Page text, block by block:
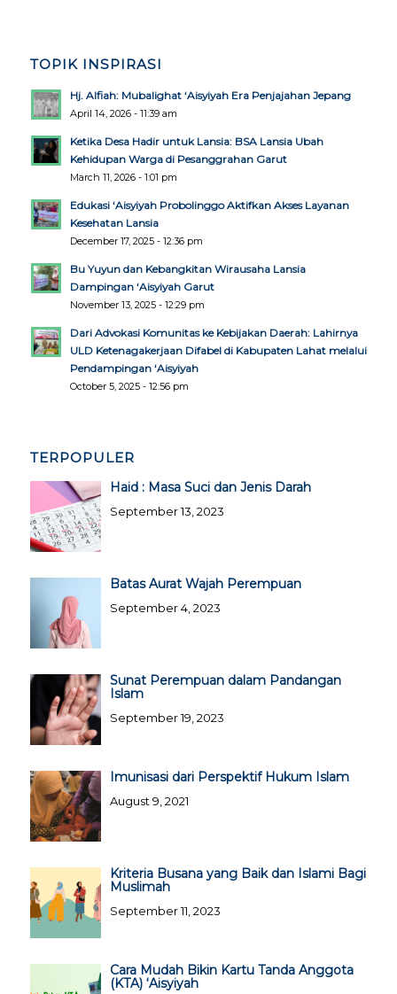
TOPIK INSPIRASI
Hj. Alfiah: Mubalighat ‘Aisyiyah Era Penjajahan Jepang
April 14, 2026 - 11:39 am
Ketika Desa Hadir untuk Lansia: BSA Lansia Ubah
Kehidupan Warga di Pesanggrahan Garut
March 11, 2026 - 1:01 pm
Edukasi ‘Aisyiyah Probolinggo Aktifkan Akses Layanan
Kesehatan Lansia
December 17, 2025 - 12:36 pm
Bu Yuyun dan Kebangkitan Wirausaha Lansia
Dampingan ‘Aisyiyah Garut
November 13, 2025 - 12:29 pm
Dari Advokasi Komunitas ke Kebijakan Daerah: Lahirnya
ULD Ketenagakerjaan Difabel di Kabupaten Lahat melalui
Pendampingan ‘Aisyiyah
October 5, 2025 - 12:56 pm
TERPOPULER
Haid : Masa Suci dan Jenis Darah
September 13, 2023
Batas Aurat Wajah Perempuan
September 4, 2023
Sunat Perempuan dalam Pandangan
Islam
September 19, 2023
Imunisasi dari Perspektif Hukum Islam
August 9, 2021
Kriteria Busana yang Baik dan Islami Bagi
Muslimah
September 11, 2023
Cara Mudah Bikin Kartu Tanda Anggota
(KTA) ‘Aisyiyah